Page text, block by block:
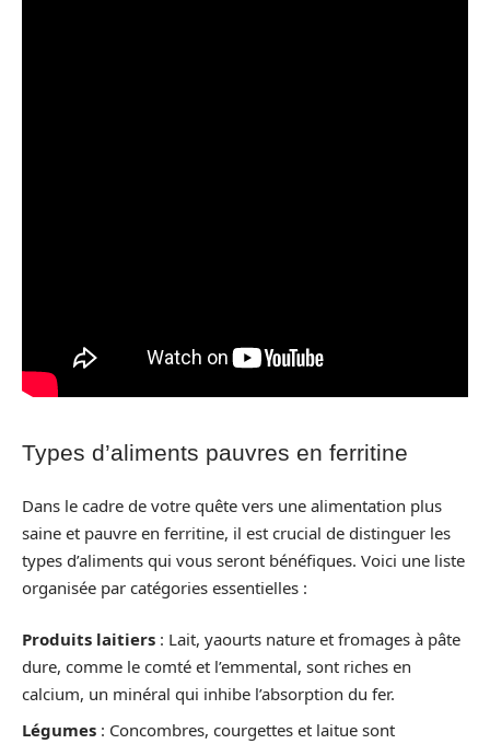
Types d’aliments pauvres en ferritine
Dans le cadre de votre quête vers une alimentation plus
saine et pauvre en ferritine, il est crucial de distinguer les
types d’aliments qui vous seront bénéfiques. Voici une liste
organisée par catégories essentielles :
Produits laitiers : Lait, yaourts nature et fromages à pâte
dure, comme le comté et l’emmental, sont riches en
calcium, un minéral qui inhibe l’absorption du fer.
Légumes : Concombres, courgettes et laitue sont